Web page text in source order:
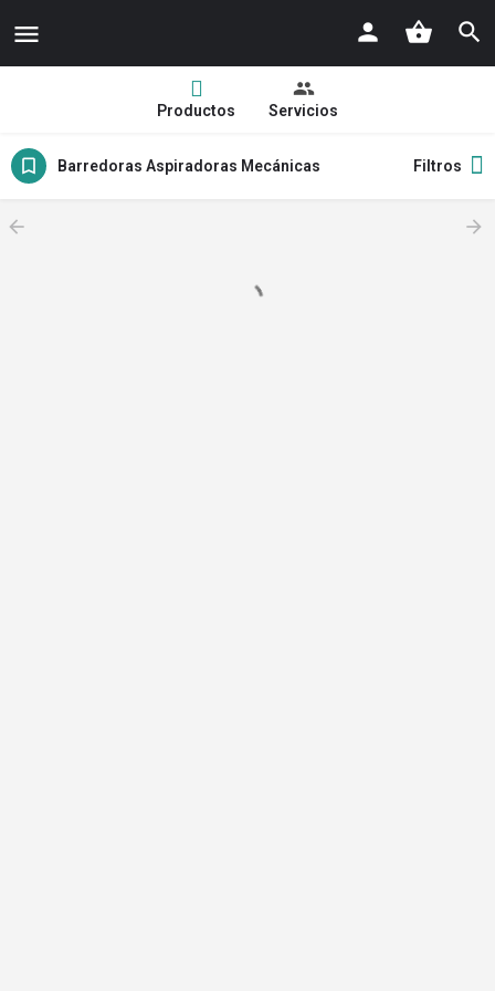
Productos Servicios
Barredoras Aspiradoras Mecánicas Filtros